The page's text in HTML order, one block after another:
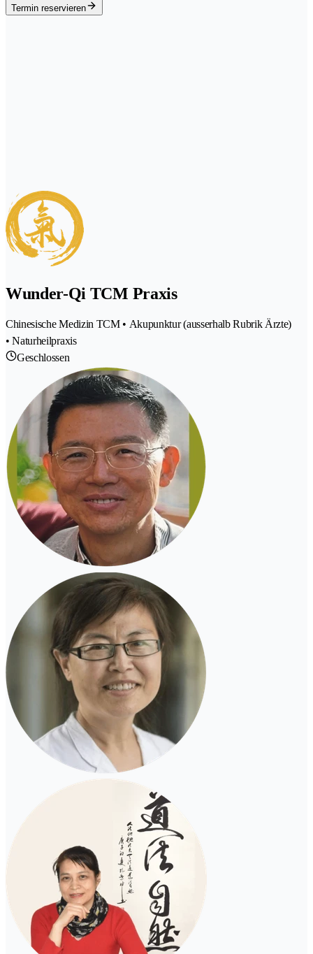
Termin reservieren
Wunder-Qi TCM Praxis
Chinesische Medizin TCM • Akupunktur (ausserhalb Rubrik Ärzte)
• Naturheilpraxis
Geschlossen